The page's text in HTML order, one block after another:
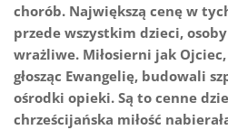
chorób. Największą cenę w
przede wszystkim dzieci,
wrażliwe. Miłosierni jak
głosząc Ewangelię, budowali
ośrodki opieki. Są to cenne
chrześcijańska miłość